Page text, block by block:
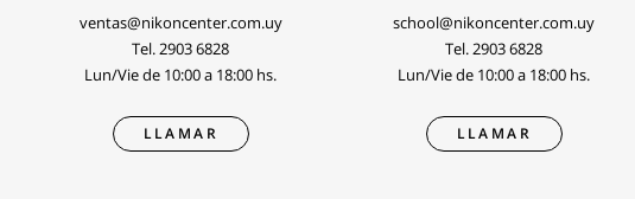
ventas@nikoncenter.com.uy
Tel. 2903 6828
Lun/Vie de 10:00 a 18:00 hs.
LLAMAR
school@nikoncenter.com.uy
Tel. 2903 6828
Lun/Vie de 10:00 a 18:00 hs.
LLAMAR